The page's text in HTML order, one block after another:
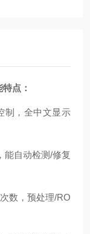
点：
制，全中文显示
能自动检测/修复
数，预处理/RO